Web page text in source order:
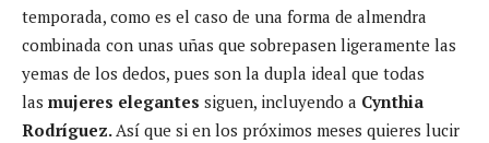
temporada, como es el caso de una forma de almendra
combinada con unas uñas que sobrepasen ligeramente las
yemas de los dedos, pues son la dupla ideal que todas
las mujeres elegantes siguen, incluyendo a Cynthia
Rodríguez. Así que si en los próximos meses quieres lucir